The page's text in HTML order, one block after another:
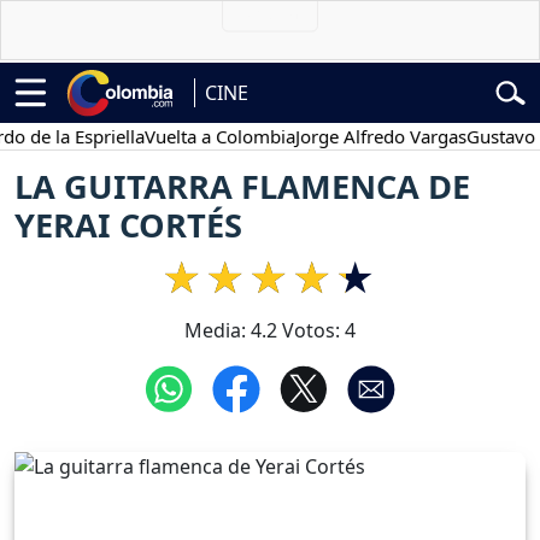
CINE
la EspriellaVuelta a ColombiaJorge Alfredo VargasGustavo
LA GUITARRA FLAMENCA DE
YERAI CORTÉS
Media: 4.2Votos: 4